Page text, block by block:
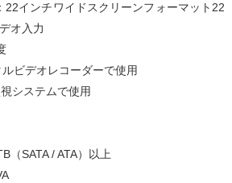
22インチワイドスクリーンフォーマット22
オ入力
ビデオレコーダーで使用
システムで使用
（SATA / ATA）以上